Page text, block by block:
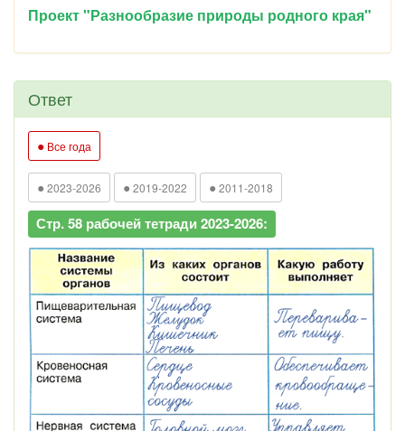
Проект "Разнообразие природы родного края"
Ответ
● Все года
● 2023-2026 ● 2019-2022 ● 2011-2018
Стр. 58 рабочей тетради 2023-2026: